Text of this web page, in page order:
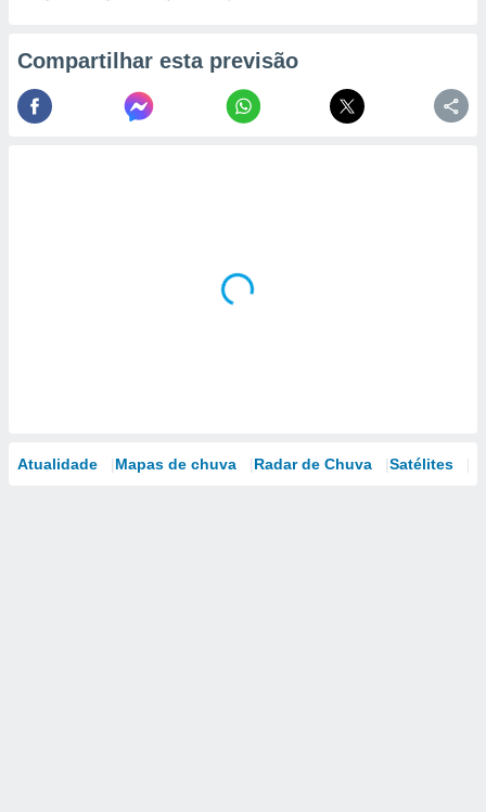
Compartilhar esta previsão
Atualidade Mapas de chuva Radar de Chuva Satélites